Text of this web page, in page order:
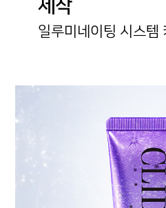
제작
일루미네이팅 시스템